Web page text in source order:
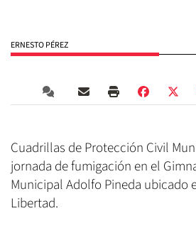
ERNESTO PÉREZ
Cuadrillas de Protección Civil
jornada de fumigación en el
Municipal Adolfo Pineda ubicado
Libertad.